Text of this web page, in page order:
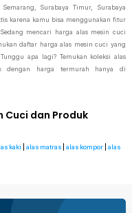
Surabaya Timur, Surabaya
karena kamu bisa menggunakan fitur
mencari harga alas mesin cuci
daftar harga alas mesin cuci yang
apa lagi? Temukan koleksi alas
dengan harga termurah hanya di
Cuci dan Produk
kaki alas matras alas kompor
alas